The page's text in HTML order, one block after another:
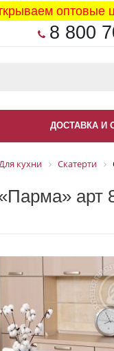
оптовые
8 800
ДОСТАВКА И
кухни Скатерти
арт